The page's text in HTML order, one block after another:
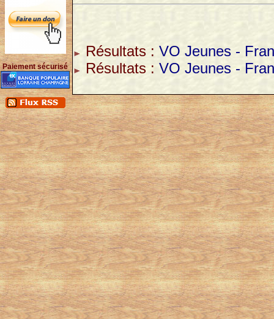
Paiement sécurisé
Résultats : VO Jeunes -
Résultats : VO Jeunes -